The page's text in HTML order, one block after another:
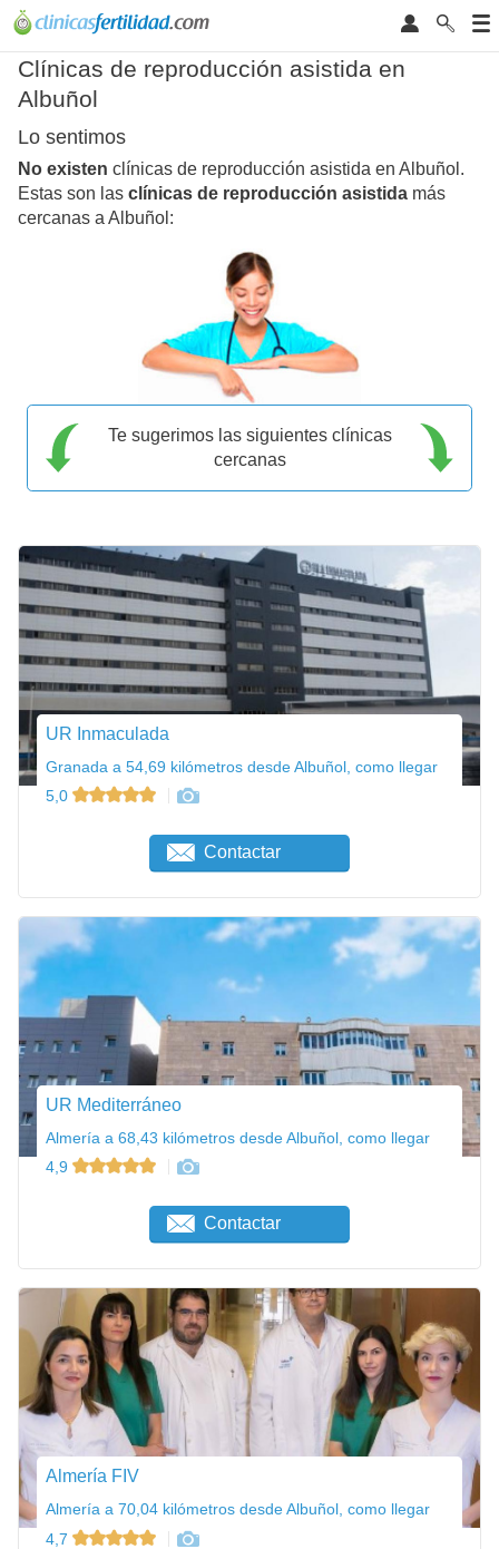
Clínicas de reproducción asistida en
Albuñol
Lo sentimos
No existen clínicas de reproducción asistida en Albuñol.
Estas son las clínicas de reproducción asistida más
cercanas a Albuñol:
Te sugerimos las siguientes clínicas
cercanas
UR Inmaculada
Granada a 54,69 kilómetros desde Albuñol, como llegar
5,0
Contactar
UR Mediterráneo
Almería a 68,43 kilómetros desde Albuñol, como llegar
4,9
Contactar
Almería FIV
Almería a 70,04 kilómetros desde Albuñol, como llegar
4,7